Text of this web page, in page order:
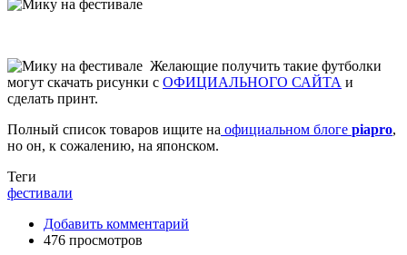
Желающие получить такие футболки
могут скачать рисунки с ОФИЦИАЛЬНОГО САЙТА и
сделать принт.
Полный список товаров ищите на официальном блоге piapro,
но он, к сожалению, на японском.
Теги
фестивали
Добавить комментарий
476 просмотров